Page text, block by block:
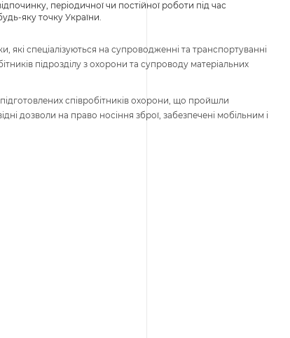
періодичної чи постійної роботи під час
яку точку України.
які спеціалізуються на супроводженні та транспортуванні
підрозділу з охорони та супроводу матеріальних
співробітників охорони, що пройшли
дозволи на право носіння зброї, забезпечені мобільним і